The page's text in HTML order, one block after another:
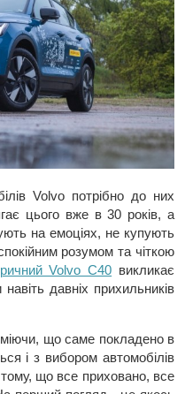
Volvo потрібно до них
цього вже в 30 років, а
на емоціях, не купують
розумом та чіткою
Volvo С40 викликає
давніх прихильників
що саме покладено в
і з вибором автомобілів
що все приховано, все